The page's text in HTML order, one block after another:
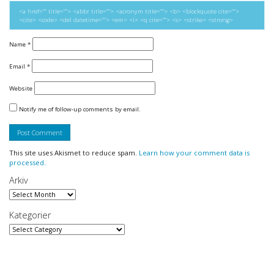
<a href="" title=""> <abbr title=""> <acronym title=""> <b> <blockquote cite="">
<cite> <code> <del datetime=""> <em> <i> <q cite=""> <s> <strike> <strong>
Name *
Email *
Website
Notify me of follow-up comments by email.
This site uses Akismet to reduce spam. Learn how your comment data is
processed.
Arkiv
Arkiv
Kategorier
Kategorier